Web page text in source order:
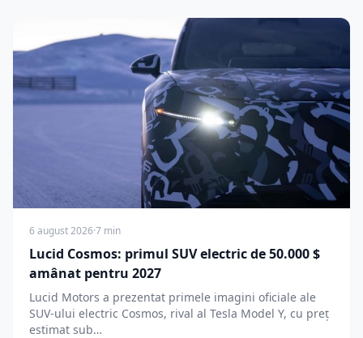
6 august 2026·7 min
Lucid Cosmos: primul SUV electric de 50.000 $
amânat pentru 2027
Lucid Motors a prezentat primele imagini oficiale ale
SUV-ului electric Cosmos, rival al Tesla Model Y, cu preț
estimat sub…